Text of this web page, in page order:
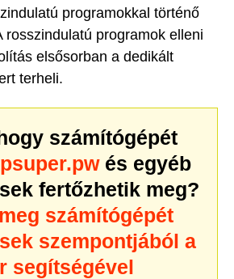
programokkal történő
rosszindulatú programok elleni
elsősorban a dedikált
terheli.
számítógépét
és egyéb
fertőzhetik meg?
számítógépét
szempontjából a
segítségével